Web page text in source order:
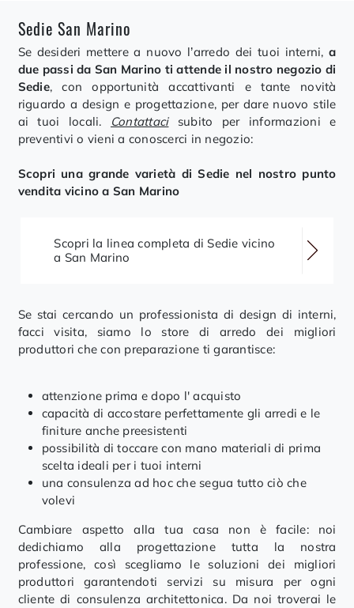
Sedie San Marino
Se desideri mettere a nuovo l’arredo dei tuoi interni,a
due passi da San Marino ti attende il nostro negozio di
Sedie, con opportunità accattivanti e tante novità
riguardo a design e progettazione, per dare nuovo stile
ai tuoi locali.
Contattacisubito per informazioni e
preventivi o vieni a conoscerci in negozio:
Scopri una grande varietà di Sedie nel nostro punto
vendita vicino a San Marino
Scopri la linea completa di Sedie vicino
a San Marino
Se stai cercando un professionista di design di interni,
facci visita, siamo lo store di arredo dei migliori
produttori che con preparazione ti garantisce:
attenzione prima e dopo l' acquisto
capacità di accostare perfettamente gli arredi e le
finiture anche preesistenti
possibilità di toccare con mano materiali di prima
scelta ideali per i tuoi interni
una consulenza ad hoc che segua tutto ciò che
volevi
Cambiare aspetto alla tua casa non è facile: noi
dedichiamo alla progettazione tutta la nostra
professione, così scegliamo le soluzioni dei migliori
produttori garantendoti servizi su misura per ogni
cliente di consulenza architettonica. Da noi troverai le